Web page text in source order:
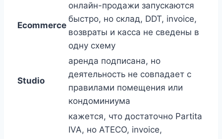
Ecommerce
онлайн-продажи запускаются
быстро, но склад, DDT, invoice,
возвраты и касса не сведены в
одну схему
Studio
аренда подписана, но
деятельность не совпадает с
правилами помещения или
кондоминиума
кажется, что достаточно Partita
IVA, но ATECO, invoice,